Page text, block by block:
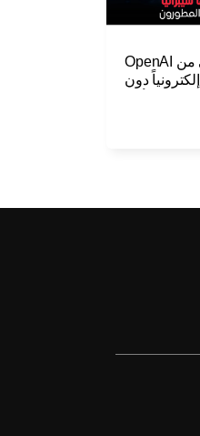
وكالة ذكاء اصطناعي من OpenAI
دون